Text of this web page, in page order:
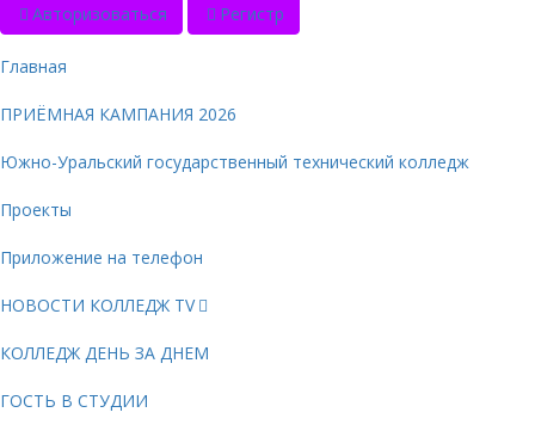
Авторизоваться Регистр
Главная
ПРИЁМНАЯ КАМПАНИЯ 2026
Южно-Уральский государственный технический колледж
Проекты
Приложение на телефон
НОВОСТИ КОЛЛЕДЖ TV
КОЛЛЕДЖ ДЕНЬ ЗА ДНЕМ
ГОСТЬ В СТУДИИ